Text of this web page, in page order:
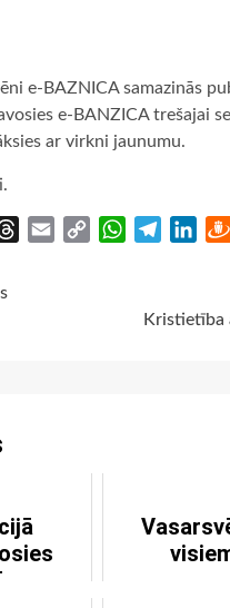
e-BAZNICA samazinās
e-BANZICA trešajai
ar virkni jaunumu.
Threads
Email
Copy
WhatsApp
Telegram
Kristietība